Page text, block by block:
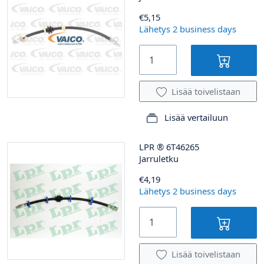
€5,15
Lähetys 2 business days
Lisää toivelistaan
Lisää vertailuun
LPR ® 6T46265
Jarruletku
€4,19
Lähetys 2 business days
Lisää toivelistaan